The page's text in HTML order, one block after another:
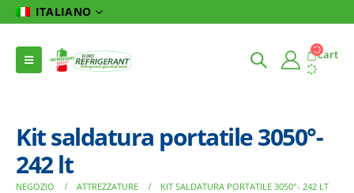
ITALIANO
Cart
Kit saldatura portatile 3050°-
242 lt
NEGOZIO ATTREZZATURE KIT SALDATURA PORTATILE 3050°- 242 LT